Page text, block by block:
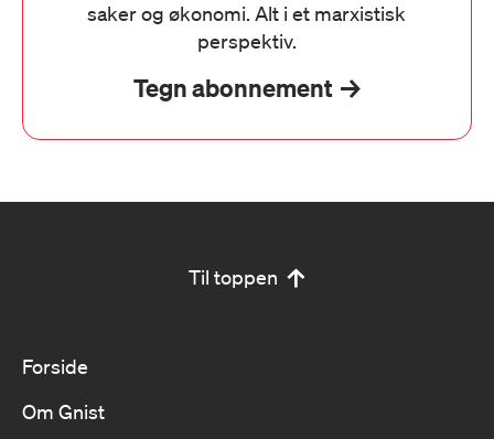
saker og økonomi. Alt i et marxistisk
perspektiv.
Tegn abonnement
Til toppen
Forside
Om Gnist